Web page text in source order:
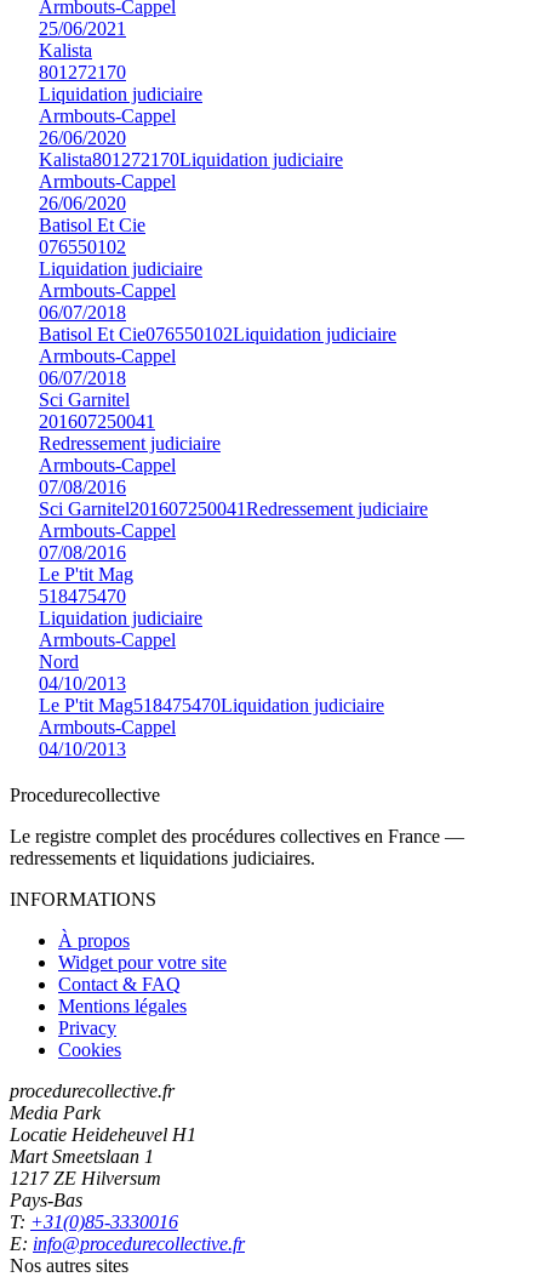
Armbouts-Cappel
25/06/2021
Kalista
801272170
Liquidation judiciaire
Armbouts-Cappel
26/06/2020
Kalista801272170Liquidation judiciaire
Armbouts-Cappel
26/06/2020
Batisol Et Cie
076550102
Liquidation judiciaire
Armbouts-Cappel
06/07/2018
Batisol Et Cie076550102Liquidation judiciaire
Armbouts-Cappel
06/07/2018
Sci Garnitel
201607250041
Redressement judiciaire
Armbouts-Cappel
07/08/2016
Sci Garnitel201607250041Redressement judiciaire
Armbouts-Cappel
07/08/2016
Le P'tit Mag
518475470
Liquidation judiciaire
Armbouts-Cappel
Nord
04/10/2013
Le P'tit Mag518475470Liquidation judiciaire
Armbouts-Cappel
04/10/2013
Procedurecollective
Le registre complet des procédures collectives en France —
redressements et liquidations judiciaires.
INFORMATIONS
À propos
Widget pour votre site
Contact & FAQ
Mentions légales
Privacy
Cookies
procedurecollective.fr
Media Park
Locatie Heideheuvel H1
Mart Smeetslaan 1
1217 ZE Hilversum
Pays-Bas
T: +31(0)85-3330016
E: info@procedurecollective.fr
Nos autres sites